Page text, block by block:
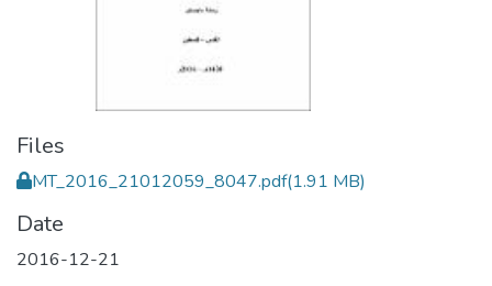
Files
MT_2016_21012059_8047.pdf(1.91 MB)
Date
2016-12-21